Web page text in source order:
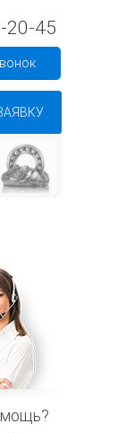
20-45